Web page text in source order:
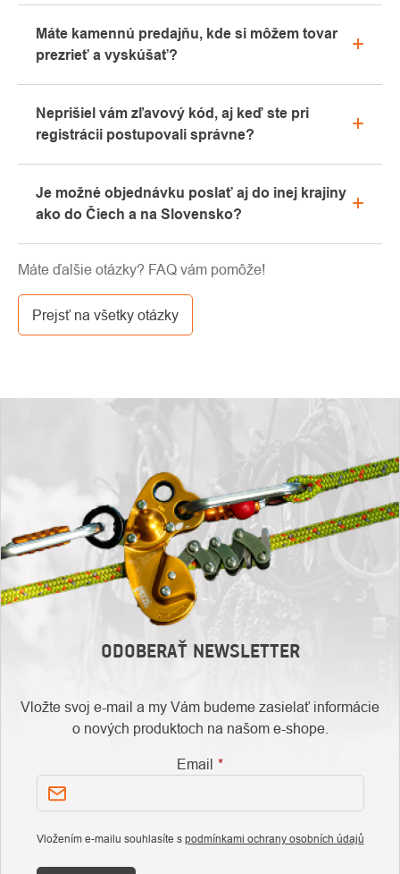
"Všetko o nákupe" alebo nás kontaktujte e-mailom
alebo telefonicky.
Máte kamennú predajňu, kde si môžem tovar
prezrieť a vyskúšať?
Kolíne. Radi vám tu poradíme s výberom vhodného
vybavenia, ktoré si môžete vyskúšať priamo v
Neprišiel vám zľavový kód, aj keď ste pri
registrácii postupovali správne?
záložku „hromadné“ alebo „SPAM“, veľmi často tu e-
mail s kódom končí. Ak ste aj napriek tomu svoj
info@pavouci.cz.
Je možné objednávku poslať aj do inej krajiny
ako do Čiech a na Slovensko?
cez GLS. Cena tejto dopravy je podľa kalkulácie od
dopravcu.
Máte ďalšie otázky? FAQ vám pomôže!
Prejsť na všetky otázky
ODOBERAŤ NEWSLETTER
Vložte svoj e-mail a my Vám budeme zasielať informácie
o nových produktoch na našom e-shope.
Email
Vložením e-mailu souhlasíte s podmínkami ochrany osobních údajů